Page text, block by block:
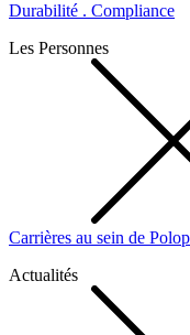
Durabilité . Compliance
Les Personnes
Carrières au sein de
Actualités